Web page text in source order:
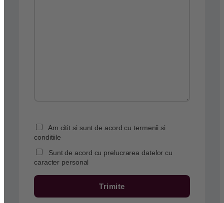
Am citit si sunt de acord cu termenii si
conditiile
Sunt de acord cu prelucrarea datelor cu
caracter personal